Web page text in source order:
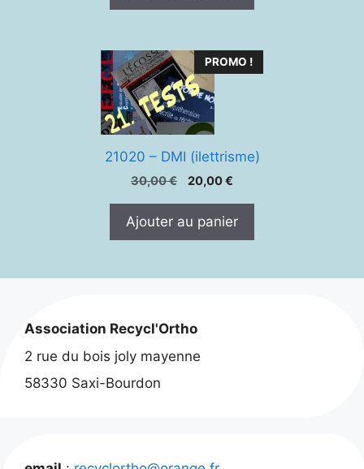
PROMO !
21020 – DMI (ilettrisme)
30,00€
Le
était :
20,00€
est :
Ajouter au panier
Association Recycl'Ortho
2 rue du bois joly mayenne
58330 Saxi-Bourdon